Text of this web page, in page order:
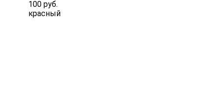
100 руб.
красный